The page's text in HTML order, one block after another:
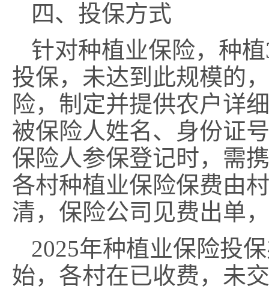
四、投保方式
针对种植业保险， 种植
投保， 未达到此规模的
险， 制定并提供农户详
被保险人姓名、身份证
保险人参保登记时，需
各村种植业保险保费由
清，保险公司见费出单
2025年种植业保险投
始，各村在已收费， 未